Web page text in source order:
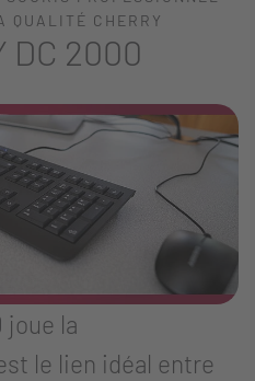
QUALITÉ CHERRY
DC 2000
joue la
le lien idéal entre